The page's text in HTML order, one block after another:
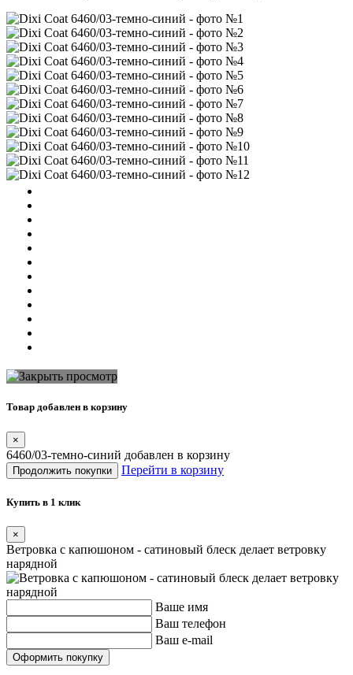
Товар добавлен в корзину
×
6460/03-темно-синий добавлен в корзину
Продолжить покупки Перейти в корзину
Купить в 1 клик
×
Ветровка с капюшоном - сатиновый блеск делает ветровку
нарядной
Ваше имя
Ваш телефон
Ваш e-mail